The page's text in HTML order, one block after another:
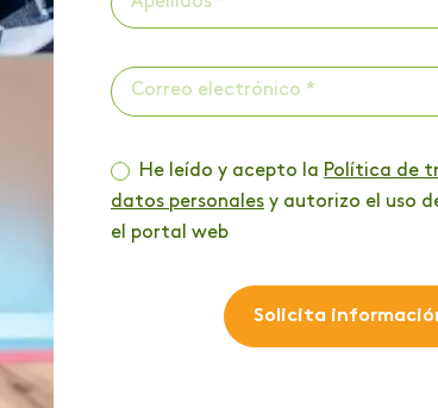
tu vida
que te fortalezca desde adentro,
creencias y miedos. Todo con el fin de
He leído y acepto la Política de
datos personales y autorizo el uso
el portal web
Solicita